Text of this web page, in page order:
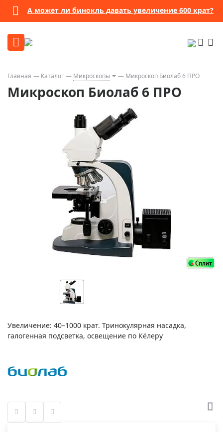
А может ли бинокль давать увеличение 600 крат?
Главная Каталог Микроскопы Микроскоп Биолаб 6 ПРО
Микроскоп Биолаб 6 ПРО
Увеличение: 40–1000 крат. Тринокулярная насадка,
галогенная подсветка, освещение по Кёлеру